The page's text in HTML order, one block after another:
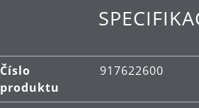
Čištění: lze mýt v myčce.
Číslo
produktu
917622600